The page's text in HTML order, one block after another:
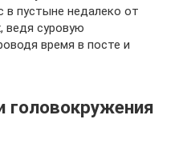
пустыне недалеко от
ведя суровую
время в посте и
головокружения